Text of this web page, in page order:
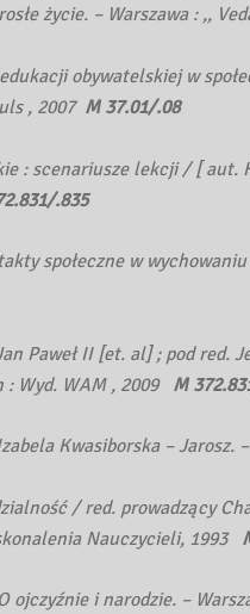
życie. – Warszawa : ,,
obywatelskiej w
, 2007 M 37.01/.08
: scenariusze lekcji / [
.835
społeczne w
Paweł II [et. al] ; pod red.
Wyd. WAM , 2009
M
Kwasiborska – Jarosz.
/ red. prowadzący
Nauczycieli, 1993M
ojczyźnie i narodzie. –